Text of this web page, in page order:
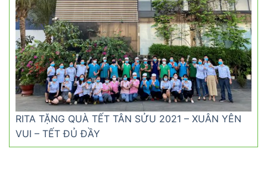
RITA TẶNG QUÀ TẾT TÂN SỬU 2021 – XUÂN YÊN
VUI – TẾT ĐỦ ĐẦY